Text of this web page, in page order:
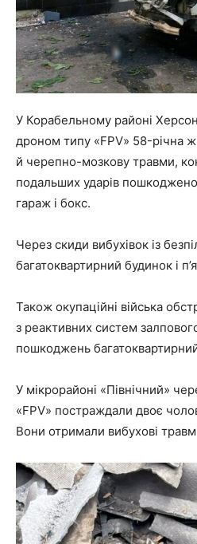
У Корабельному районі
дроном типу «FPV» 58-річна
й черепно-мозкову травми,
подальших ударів
гараж і бокс.
Через скиди вибухівок із
багатоквартирний будинок і
Також окупаційні війська
з реактивних систем
пошкоджень
У мікрорайоні «Північний»
«FPV» постраждали двоє
Вони отримали вибухові